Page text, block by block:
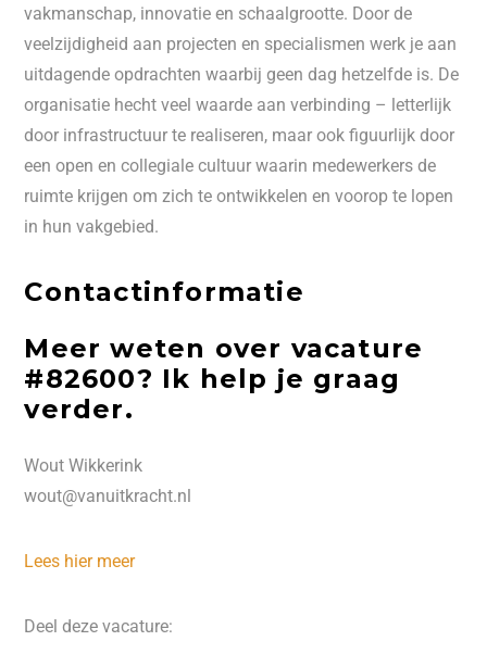
vakmanschap, innovatie en schaalgrootte. Door de
veelzijdigheid aan projecten en specialismen werk je aan
uitdagende opdrachten waarbij geen dag hetzelfde is. De
organisatie hecht veel waarde aan verbinding – letterlijk
door infrastructuur te realiseren, maar ook figuurlijk door
een open en collegiale cultuur waarin medewerkers de
ruimte krijgen om zich te ontwikkelen en voorop te lopen
in hun vakgebied.
Contactinformatie
Meer weten over vacature
#82600? Ik help je graag
verder.
Wout Wikkerink
wout@vanuitkracht.nl
Lees hier meer
Deel deze vacature: